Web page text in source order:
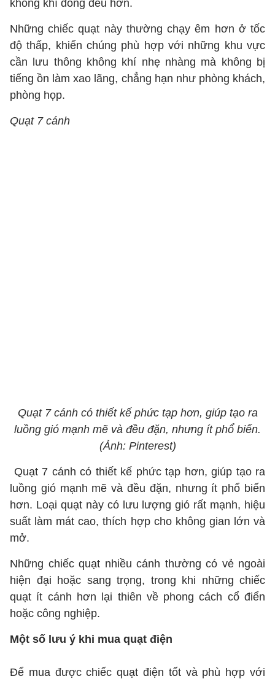
không khí đồng đều hơn.
Những chiếc quạt này thường chạy êm hơn ở tốc
độ thấp, khiến chúng phù hợp với những khu vực
cần lưu thông không khí nhẹ nhàng mà không bị
tiếng ồn làm xao lãng, chẳng hạn như phòng khách,
phòng họp.
Quạt 7 cánh
Quạt 7 cánh có thiết kế phức tạp hơn, giúp tạo ra
luồng gió mạnh mẽ và đều đặn, nhưng ít phổ biến.
(Ảnh: Pinterest)
Quạt 7 cánh có thiết kế phức tạp hơn, giúp tạo ra
luồng gió mạnh mẽ và đều đặn, nhưng ít phổ biến
hơn. Loại quạt này có lưu lượng gió rất mạnh, hiệu
suất làm mát cao, thích hợp cho không gian lớn và
mở.
Những chiếc quạt nhiều cánh thường có vẻ ngoài
hiện đại hoặc sang trọng, trong khi những chiếc
quạt ít cánh hơn lại thiên về phong cách cổ điển
hoặc công nghiệp.
Một số lưu ý khi mua quạt điện
Để mua được chiếc quạt điện tốt và phù hợp với